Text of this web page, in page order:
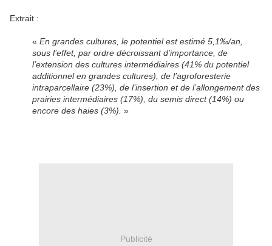
Extrait :
«En grandes cultures, le potentiel est estimé 5,1‰/an,
sous l’effet, par ordre décroissant d’importance, de
l’extension des cultures intermédiaires (41% du potentiel
additionnel en grandes cultures), de l’agroforesterie
intraparcellaire (23%), de l’insertion et de l’allongement des
prairies intermédiaires (17%), du semis direct (14%) ou
encore des haies (3%).»
Publicité